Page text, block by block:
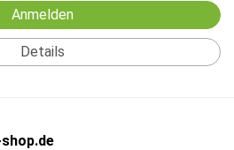
Anmelden
Details